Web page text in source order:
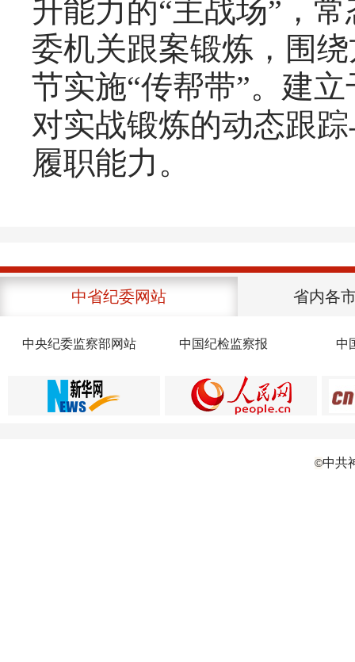
升能力的“主战场”，
委机关跟案锻炼，围
节实施“传帮带”。建
对实战锻炼的动态跟
履职能力。
中省纪委网站 省内各
中央纪委监察部网站 中国纪检监察报 中
©中共